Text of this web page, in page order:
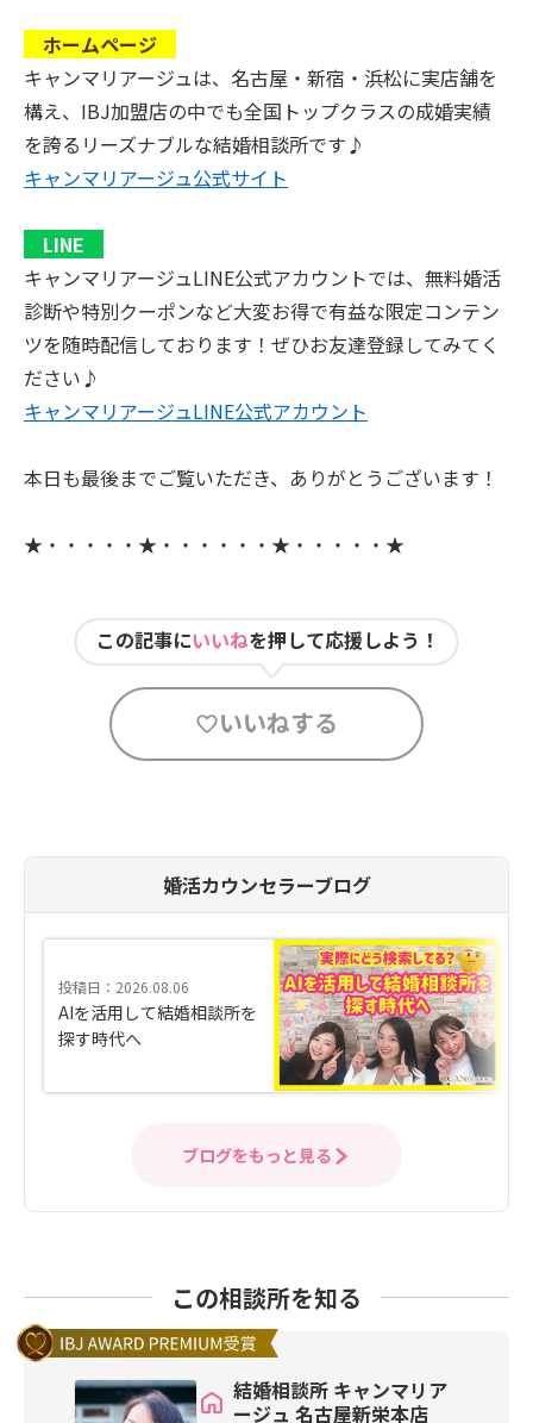
ホームページ
キャンマリアージュは、名古屋・新宿・浜松に実店舗を
構え、IBJ加盟店の中でも全国トップクラスの成婚実績
を誇るリーズナブルな結婚相談所です♪
キャンマリアージュ公式サイト
LINE
キャンマリアージュLINE公式アカウントでは、無料婚活
診断や特別クーポンなど大変お得で有益な限定コンテン
ツを随時配信しております！ぜひお友達登録してみてく
ださい♪
キャンマリアージュLINE公式アカウント
本日も最後までご覧いただき、ありがとうございます！
★・・・・・★・・・・・・★・・・・・★
この記事にいいねを押して応援しよう！
いいねする
婚活カウンセラーブログ
投稿日：2026.08.06
AIを活用して結婚相談所を
探す時代へ
ブログをもっと見る
この相談所を知る
結婚相談所 キャンマリア
ージュ 名古屋新栄本店